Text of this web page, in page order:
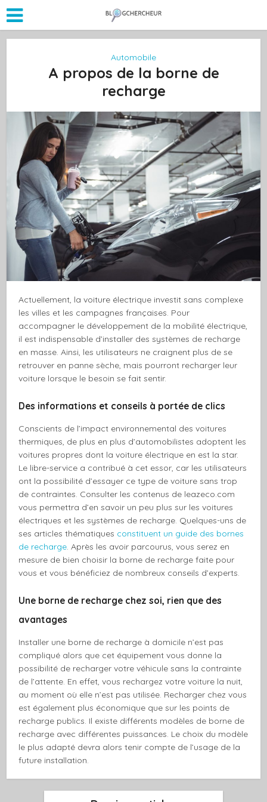
Automobile
A propos de la borne de
recharge
Actuellement, la voiture électrique investit sans complexe
les villes et les campagnes françaises. Pour
accompagner le développement de la mobilité électrique,
il est indispensable d’installer des systèmes de recharge
en masse. Ainsi, les utilisateurs ne craignent plus de se
retrouver en panne sèche, mais pourront recharger leur
voiture lorsque le besoin se fait sentir.
Des informations et conseils à portée de clics
Conscients de l’impact environnemental des voitures
thermiques, de plus en plus d’automobilistes adoptent les
voitures propres dont la voiture électrique en est la star.
Le libre-service a contribué à cet essor, car les utilisateurs
ont la possibilité d’essayer ce type de voiture sans trop
de contraintes. Consulter les contenus de leazeco.com
vous permettra d’en savoir un peu plus sur les voitures
électriques et les systèmes de recharge. Quelques-uns de
ses articles thématiques constituent un guide des bornes
de recharge. Après les avoir parcourus, vous serez en
mesure de bien choisir la borne de recharge faite pour
vous et vous bénéficiez de nombreux conseils d’experts.
Une borne de recharge chez soi, rien que des
avantages
Installer une borne de recharge à domicile n’est pas
compliqué alors que cet équipement vous donne la
possibilité de recharger votre véhicule sans la contrainte
de l’attente. En effet, vous rechargez votre voiture la nuit,
au moment où elle n’est pas utilisée. Recharger chez vous
est également plus économique que sur les points de
recharge publics. Il existe différents modèles de borne de
recharge avec différentes puissances. Le choix du modèle
le plus adapté devra alors tenir compte de l’usage de la
future installation.